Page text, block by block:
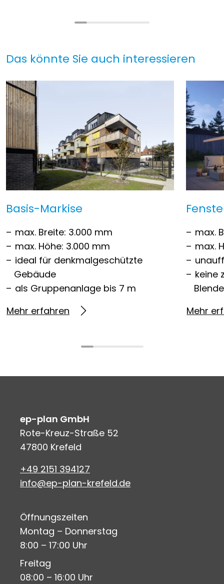
Das könnte Sie auch interessieren
Basis-Markise
max. Breite: 3.000 mm
max. Höhe: 3.000 mm
ideal für denkmalgeschützte
Gebäude
als Gruppenanlage bis 7 m
Mehr erfahren
max.
max.
keine
Mehr
ep-plan GmbH
Rote-Kreuz-Straße 52
47800 Krefeld
+49 2151 394127
info@ep-plan-krefeld.de
Öffnungszeiten
Montag – Donnerstag
8:00 – 17:00 Uhr
Freitag
08:00 – 16:00 Uhr